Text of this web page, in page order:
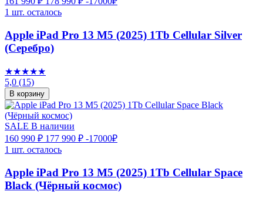
1 шт. осталось
Apple iPad Pro 13 M5 (2025) 1Tb Cellular Silver
(Серебро)
★★★★★
5,0 (15)
В корзину
SALE В наличии
160 990 ₽ 177 990 ₽ -17000₽
1 шт. осталось
Apple iPad Pro 13 M5 (2025) 1Tb Cellular Space
Black (Чёрный космос)